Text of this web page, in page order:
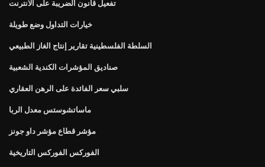
تفعيل قانون الضريبة على الانترنت
خيارات التداول وضع طويلة
السلطة الفلسطينية تقارير إنتاج الغاز الطبيعي
صناديق المؤشرات الكندية الشعبية
سلبي سعر الفائدة على الرهن العقاري
ماساتشوستس معدل الربا
مؤشر قطاع مؤشر داو جونز
الفوركس الفوركس التاريخية